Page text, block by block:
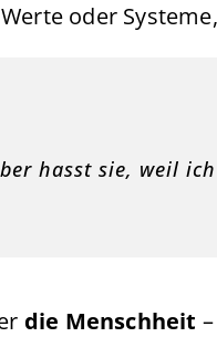
oder
hasst sie, weil
die Menschheit